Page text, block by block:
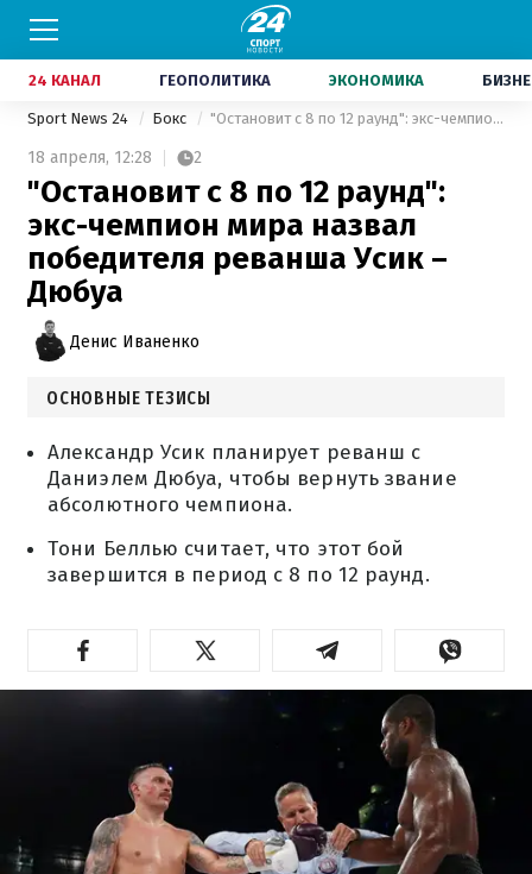
24 КАНАЛ ГЕОПОЛИТИКА ЭКОНОМИКА
Sport News 24 Бокс "Остановит с 8 по 12 раунд": экс-чемпион мира назвал победителя реванша Усик – Дюбуа
18 апреля, 12:28 2
"Остановит с 8 по 12 раунд":
экс-чемпион мира назвал
победителя реванша Усик –
Дюбуа
Денис Иваненко
ОСНОВНЫЕ ТЕЗИСЫ
Александр Усик планирует реванш с
Даниэлем Дюбуа, чтобы вернуть звание
абсолютного чемпиона.
Тони Беллью считает, что этот бой
завершится в период с 8 по 12 раунд.